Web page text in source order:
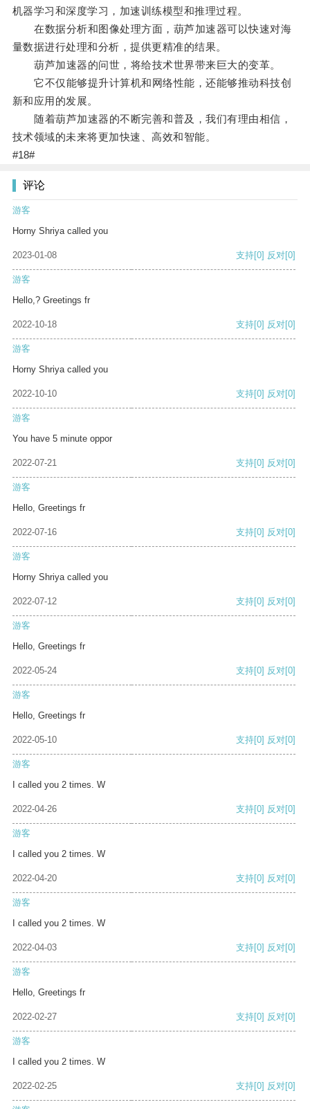
机器学习和深度学习，加速训练模型和推理过程。
在数据分析和图像处理方面，葫芦加速器可以快速对海
量数据进行处理和分析，提供更精准的结果。
葫芦加速器的问世，将给技术世界带来巨大的变革。
它不仅能够提升计算机和网络性能，还能够推动科技创
新和应用的发展。
随着葫芦加速器的不断完善和普及，我们有理由相信，
技术领域的未来将更加快速、高效和智能。
#18#
评论
游客
Horny Shriya called you
2023-01-08 支持[0] 反对[0]
游客
Hello,? Greetings fr
2022-10-18 支持[0] 反对[0]
游客
Horny Shriya called you
2022-10-10 支持[0] 反对[0]
游客
You have 5 minute oppor
2022-07-21 支持[0] 反对[0]
游客
Hello, Greetings fr
2022-07-16 支持[0] 反对[0]
游客
Horny Shriya called you
2022-07-12 支持[0] 反对[0]
游客
Hello, Greetings fr
2022-05-24 支持[0] 反对[0]
游客
Hello, Greetings fr
2022-05-10 支持[0] 反对[0]
游客
I called you 2 times. W
2022-04-26 支持[0] 反对[0]
游客
I called you 2 times. W
2022-04-20 支持[0] 反对[0]
游客
I called you 2 times. W
2022-04-03 支持[0] 反对[0]
游客
Hello, Greetings fr
2022-02-27 支持[0] 反对[0]
游客
I called you 2 times. W
2022-02-25 支持[0] 反对[0]